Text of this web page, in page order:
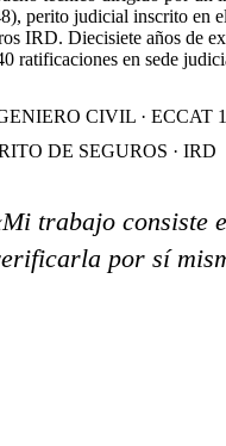
perito judicial inscrito en
IRD. Diecisiete años de
ratificaciones en sede
CIVIL · ECCAT
DE SEGUROS · IRD
trabajo consiste
por sí